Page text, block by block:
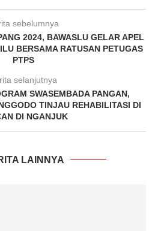
sebelumnya
2024, BAWASLU GELAR APEL
BERSAMA RATUSAN PETUGAS
PTPS
selanjutnya
SWASEMBADA PANGAN,
TINJAU REHABILITASI DI
DI NGANJUK
LAINNYA